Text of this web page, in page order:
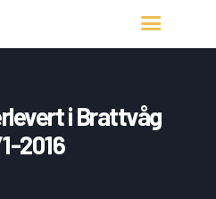
i Brattvåg
2016